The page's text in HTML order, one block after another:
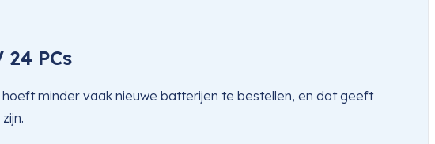
PCs
minder vaak nieuwe batterijen te bestellen, en dat geeft